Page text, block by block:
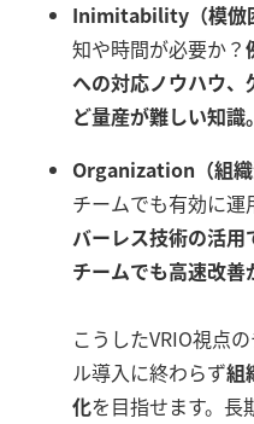
Inimitability（模倣
知や時間が必要か？
への対応ノウハウ、
ど量産が難しい知識。
Organization（組織
チームでも有効に運
バーレス技術の活用
チームでも高速改善
こうしたVRIO視点
ル導入に終わらず組
化を目指せます。長